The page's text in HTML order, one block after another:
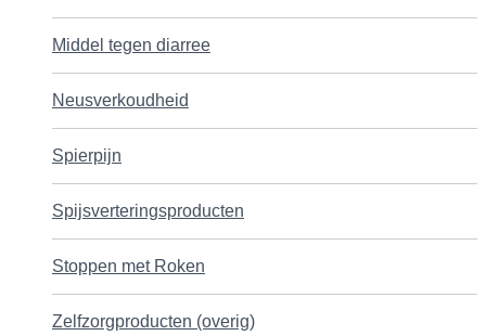
Middel tegen diarree
Neusverkoudheid
Spierpijn
Spijsverteringsproducten
Stoppen met Roken
Zelfzorgproducten (overig)